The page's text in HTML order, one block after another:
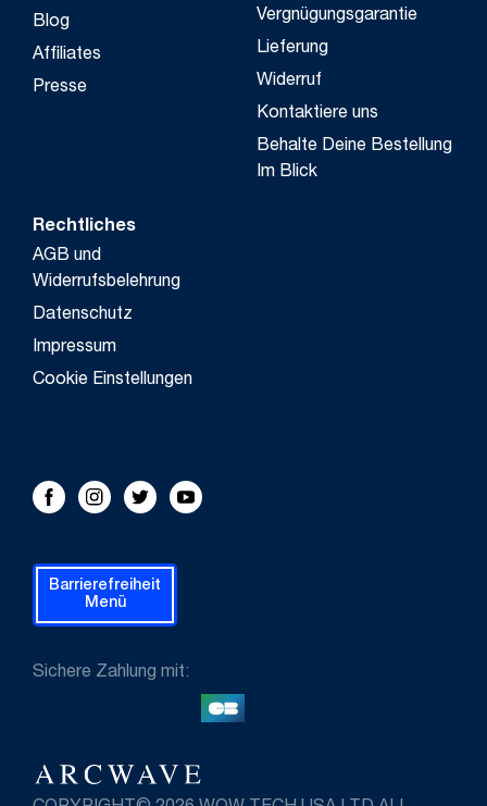
Blog
Affiliates
Presse
Vergnügungsgarantie
Lieferung
Widerruf
Kontaktiere uns
Behalte Deine Bestellung
Im Blick
Rechtliches
AGB und
Widerrufsbelehrung
Datenschutz
Impressum
Cookie Einstellungen
FOLLOW US!
FacebookInstagram
TwitterYoutube
Sichere Zahlung mit:
Barrierefreiheit
Menü